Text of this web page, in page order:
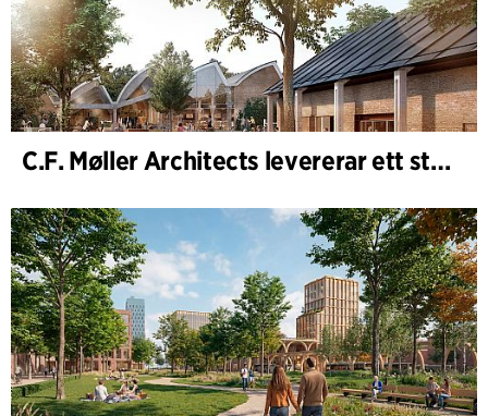
C.F. Møller Architects levererar ett starkt resultat för 2025